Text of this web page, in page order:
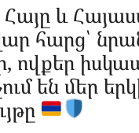
և
հարց՝
ովքեր
են մեր